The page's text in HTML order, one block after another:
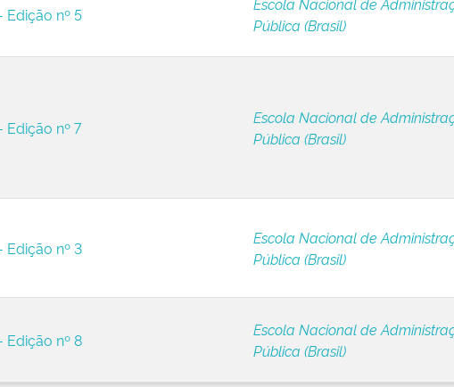
nº 5
Pública (Brasil)
nº 7
Escola Nacional de
Pública (Brasil)
nº 3
Escola Nacional de
Pública (Brasil)
nº 8
Escola Nacional de
Pública (Brasil)